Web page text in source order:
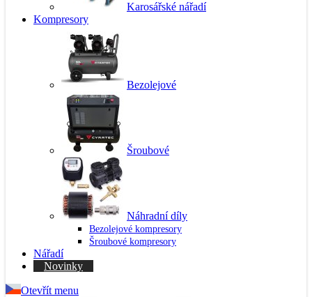
Karosářské nářadí
Kompresory
Bezolejové
Šroubové
Náhradní díly
Bezolejové kompresory
Šroubové kompresory
Nářadí
Novinky
Otevřít menu